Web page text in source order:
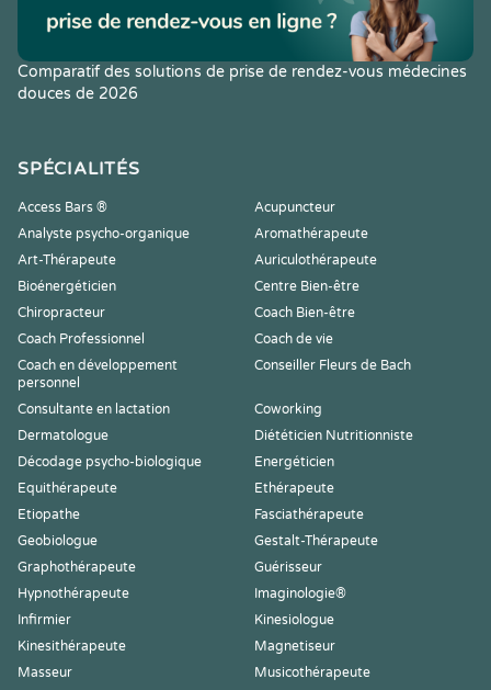
Comparatif des solutions de prise de rendez-vous médecines
douces de 2026
SPÉCIALITÉS
Access Bars ®
Acupuncteur
Analyste psycho-organique
Aromathérapeute
Art-Thérapeute
Auriculothérapeute
Bioénergéticien
Centre Bien-être
Chiropracteur
Coach Bien-être
Coach Professionnel
Coach de vie
Coach en développement
personnel
Conseiller Fleurs de Bach
Consultante en lactation
Coworking
Dermatologue
Diététicien Nutritionniste
Décodage psycho-biologique
Energéticien
Equithérapeute
Ethérapeute
Etiopathe
Fasciathérapeute
Geobiologue
Gestalt-Thérapeute
Graphothérapeute
Guérisseur
Hypnothérapeute
Imaginologie®
Infirmier
Kinesiologue
Kinesithérapeute
Magnetiseur
Masseur
Musicothérapeute